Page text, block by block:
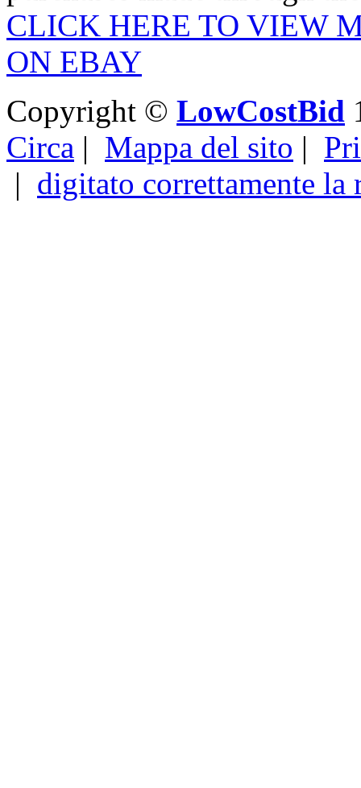
CLICK HERE TO VIEW
ON EBAY
Copyright © LowCostBid
Circa | Mappa del sito |
| digitato correttamente la